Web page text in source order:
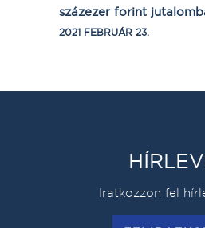
százezer forint
2021 FEBRUÁR 23.
Iratkozzon fel